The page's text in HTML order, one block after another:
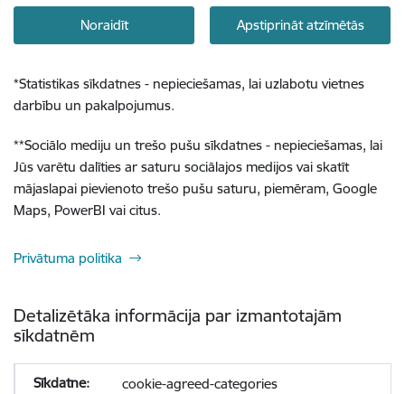
Noraidīt Apstiprināt atzīmētās
*Statistikas sīkdatnes - nepieciešamas, lai uzlabotu vietnes
darbību un pakalpojumus.
**Sociālo mediju un trešo pušu sīkdatnes - nepieciešamas, lai
Jūs varētu dalīties ar saturu sociālajos medijos vai skatīt
mājaslapai pievienoto trešo pušu saturu, piemēram, Google
Maps, PowerBI vai citus.
Privātuma politika
Detalizētāka informācija par izmantotajām
sīkdatnēm
cookie-agreed-categories